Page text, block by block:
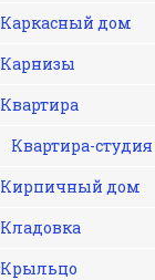
Каркасный дом
Карнизы
Квартира
Квартира-студия
Кирпичный дом
Кладовка
Крыльцо